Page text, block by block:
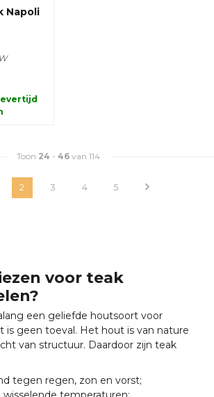
Napoli
Toon 24 - 46 van 114
2 3 4 5
voor teak
een geliefde houtsoort voor
is geen toeval. Het hout is van nature
van structuur. Daardoor zijn teak
tegen regen, zon en vorst;